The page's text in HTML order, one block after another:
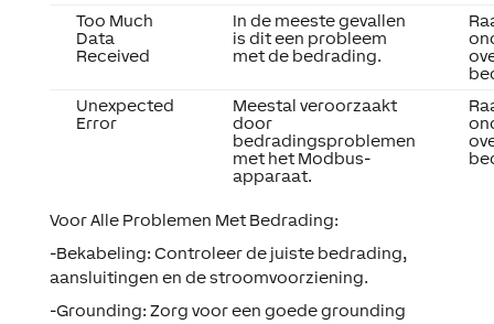
Too Much
Data
Received
In de meeste gevallen
is dit een probleem
met de bedrading.
Unexpected
Error
Meestal veroorzaakt
door
bedradingsproblemen
met het Modbus-
apparaat.
Voor Alle Problemen Met Bedrading:
-Bekabeling: Controleer de juiste bedrading,
aansluitingen en de stroomvoorziening.
-Grounding: Zorg voor een goede grounding